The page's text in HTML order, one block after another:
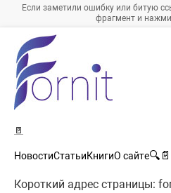
Если заметили ошибку или битую
фрагмент и
🚪
НовостиСтатьиКнигиО сайте🔍 📄
Короткий адрес страницы: